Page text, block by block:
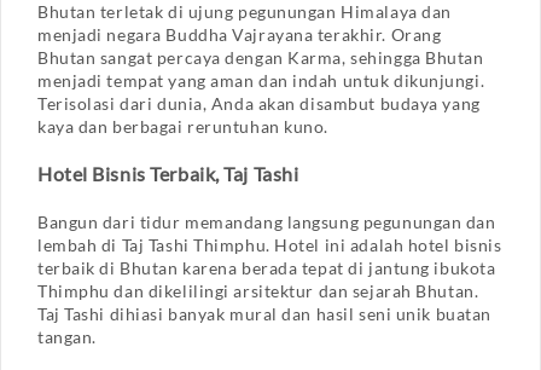
Bhutan terletak di ujung pegunungan Himalaya dan
menjadi negara Buddha Vajrayana terakhir. Orang
Bhutan sangat percaya dengan Karma, sehingga Bhutan
menjadi tempat yang aman dan indah untuk dikunjungi.
Terisolasi dari dunia, Anda akan disambut budaya yang
kaya dan berbagai reruntuhan kuno.
Hotel Bisnis Terbaik, Taj Tashi
Bangun dari tidur memandang langsung pegunungan dan
lembah di Taj Tashi Thimphu. Hotel ini adalah hotel bisnis
terbaik di Bhutan karena berada tepat di jantung ibukota
Thimphu dan dikelilingi arsitektur dan sejarah Bhutan.
Taj Tashi dihiasi banyak mural dan hasil seni unik buatan
tangan.